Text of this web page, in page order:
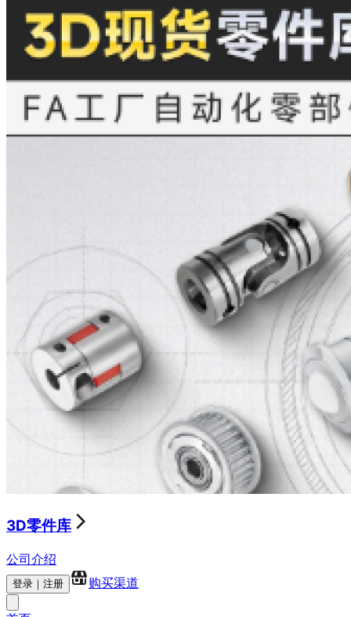
3D零件库
公司介绍
登录｜注册 购买渠道